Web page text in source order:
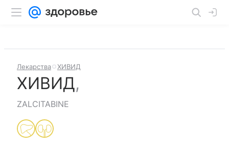
Лекарства ХИВИД
ХИВИД,
ZALCITABINE